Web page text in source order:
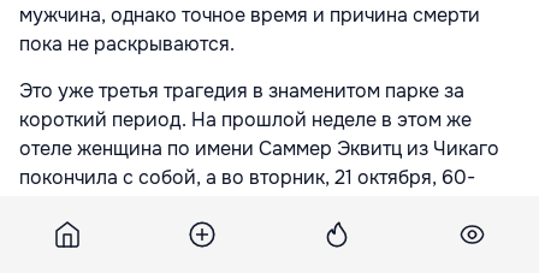
мужчина, однако точное время и причина смерти
пока не раскрываются.
Это уже третья трагедия в знаменитом парке за
короткий период. На прошлой неделе в этом же
отеле женщина по имени Саммер Эквитц из Чикаго
покончила с собой, а во вторник, 21 октября, 60-
аттракционов и позже скончался в больнице.